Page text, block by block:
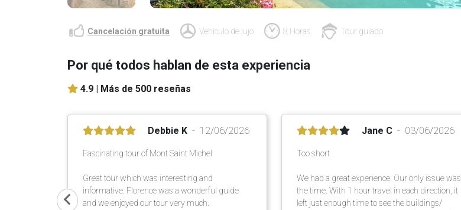
Cancelación gratuita Vehículo de lujo 8 Horas Tour guiado
Por qué todos hablan de esta experiencia
4.9 | Más de 500 reseñas
Debbie K 12/06/2026
Fascinating tour of Mont Saint Michel
Great tour which was interesting and
informative. Florence was a wonderful guide
and we enjoyed our tour very much.
Jane C 03/06/2026
Too short
We had a great experience. Our only issue was
the time. With 1 hour travel in each direction, it
left just enough time to see the buildings/